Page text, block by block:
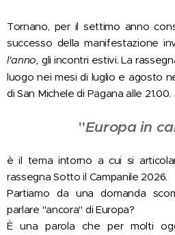
Tornano, per il settimo anno
successo della manifestazione
l'anno, gli incontri estivi. La
luogo nei mesi di luglio e agosto
di San Michele di Pagana alle 21.00.
"Europa in
è il tema intorno a cui si
rassegna Sotto il Campanile 2026.
Partiamo da una domanda
parlare "ancora" di Europa?
È una parola che per molti